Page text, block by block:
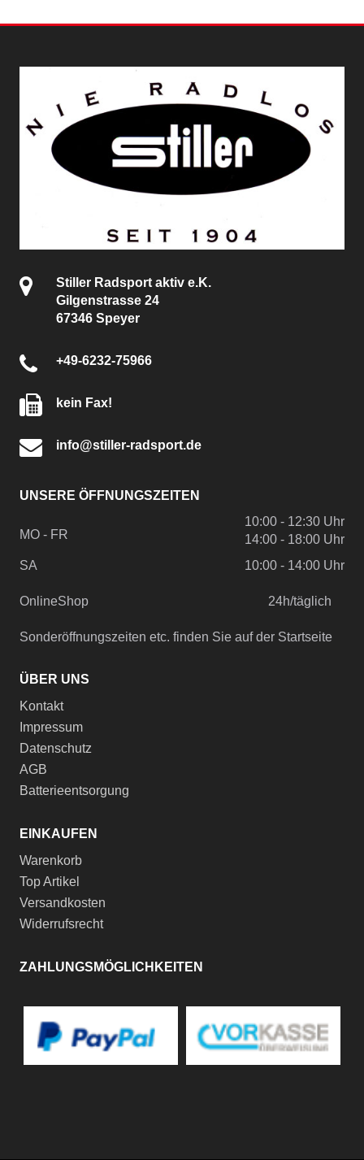
Stiller Radsport aktiv e.K.
Gilgenstrasse 24
67346 Speyer
+49-6232-75966
kein Fax!
info@stiller-radsport.de
UNSERE ÖFFNUNGSZEITEN
MO - FR
10:00 - 12:30 Uhr
14:00 - 18:00 Uhr
SA
10:00 - 14:00 Uhr
OnlineShop 24h/täglich
Sonderöffnungszeiten etc. finden Sie auf der Startseite
ÜBER UNS
Kontakt
Impressum
Datenschutz
AGB
Batterieentsorgung
EINKAUFEN
Warenkorb
Top Artikel
Versandkosten
Widerrufsrecht
ZAHLUNGSMÖGLICHKEITEN